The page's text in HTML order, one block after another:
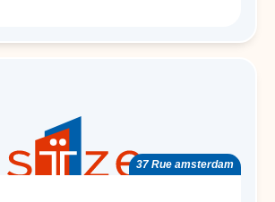
37 Rue amsterdam